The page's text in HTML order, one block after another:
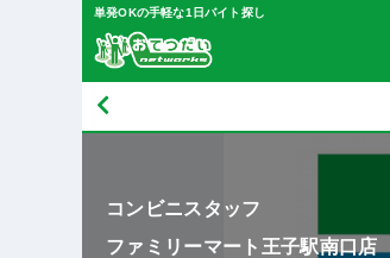
単発OKの手軽な1日バイト探し
コンビニスタッフ
ファミリーマート王子駅南口店